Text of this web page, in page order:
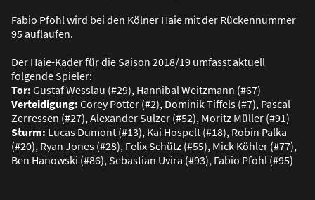
Fabio Pfohl wird bei den Kölner Haie mit der Rückennummer
95 auflaufen.
Der Haie-Kader für die Saison 2018/19 umfasst aktuell
folgende Spieler:
Tor: Gustaf Wesslau (#29), Hannibal Weitzmann (#67)
Verteidigung: Corey Potter (#2), Dominik Tiffels (#7), Pascal
Zerressen (#27), Alexander Sulzer (#52), Moritz Müller (#91)
Sturm: Lucas Dumont (#13), Kai Hospelt (#18), Robin Palka
(#20), Ryan Jones (#28), Felix Schütz (#55), Mick Köhler (#77),
Ben Hanowski (#86), Sebastian Uvira (#93), Fabio Pfohl (#95)